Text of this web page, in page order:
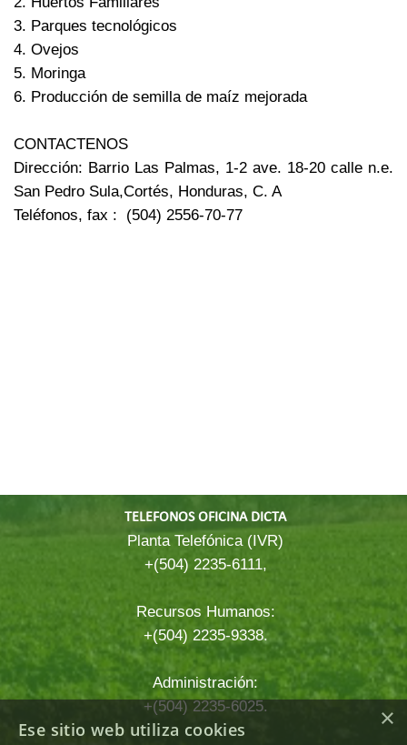
3. Parques tecnológicos
4. Ovejos
5. Moringa
6. Producción de semilla de maíz mejorada
CONTACTENOS
Dirección: Barrio Las Palmas, 1-2 ave. 18-20 calle n.e.
San Pedro Sula,Cortés, Honduras, C. A
Teléfonos, fax : (504) 2556-70-77
TELEFONOS OFICINA DICTA
Planta Telefónica (IVR)
+(504) 2235-6111,
Recursos Humanos:
+(504) 2235-9338.
Administración:
+(504) 2235-6025.
×
Ese sitio web utiliza cookies